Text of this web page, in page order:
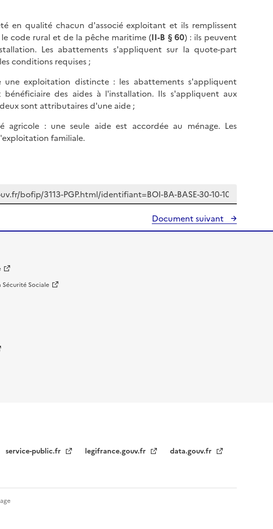
en qualité chacun d'associé exploitant et ils remplissent
code rural et de la pêche maritime (II-B § 60) : ils peuvent
Les abattements s'appliquent sur la quote-part
conditions requises ;
exploitation distincte : les abattements s'appliquent
des aides à l'installation. Ils s'appliquent aux
sont attributaires d'une aide ;
: une seule aide est accordée au ménage. Les
familiale.
Document suivant
Sociale
service-public.fr legifrance.gouv.fr data.gouv.fr